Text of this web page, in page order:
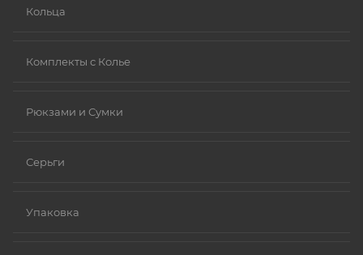
Кольца
Комплекты с Колье
Рюкзами и Сумки
Серьги
Упаковка